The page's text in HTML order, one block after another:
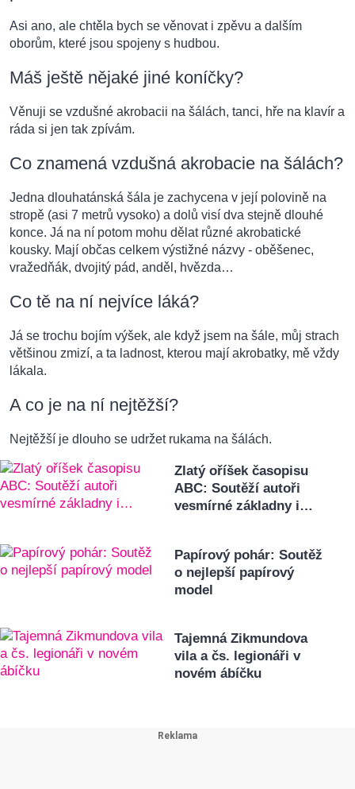
Asi ano, ale chtěla bych se věnovat i zpěvu a dalším
oborům, které jsou spojeny s hudbou.
Máš ještě nějaké jiné koníčky?
Věnuji se vzdušné akrobacii na šálách, tanci, hře na klavír a
ráda si jen tak zpívám.
Co znamená vzdušná akrobacie na šálách?
Jedna dlouhatánská šála je zachycena v její polovině na
stropě (asi 7 metrů vysoko) a dolů visí dva stejně dlouhé
konce. Já na ní potom mohu dělat různé akrobatické
kousky. Mají občas celkem výstižné názvy - oběšenec,
vražedňák, dvojitý pád, anděl, hvězda…
Co tě na ní nejvíce láká?
Já se trochu bojím výšek, ale když jsem na šále, můj strach
většinou zmizí, a ta ladnost, kterou mají akrobatky, mě vždy
lákala.
A co je na ní nejtěžší?
Nejtěžší je dlouho se udržet rukama na šálách.
Zlatý oříšek časopisu
ABC: Soutěží autoři
vesmírné základny i…
Papírový pohár: Soutěž
o nejlepší papírový
model
Tajemná Zikmundova
vila a čs. legionáři v
novém ábíčku